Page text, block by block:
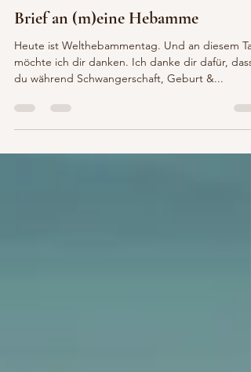
5. Mai 2019
2 Min. Lesezeit
Brief an (m)eine Hebamme
Heute ist Welthebammentag. Und an diesem
du während Schwangerschaft, Geburt &...